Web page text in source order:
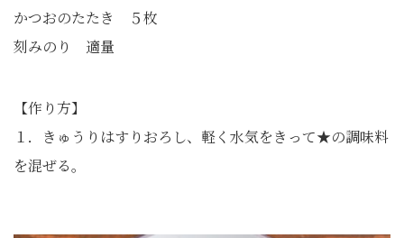
かつおのたたき ５枚
刻みのり 適量
【作り方】
１．きゅうりはすりおろし、軽く水気をきって★の調味料
を混ぜる。